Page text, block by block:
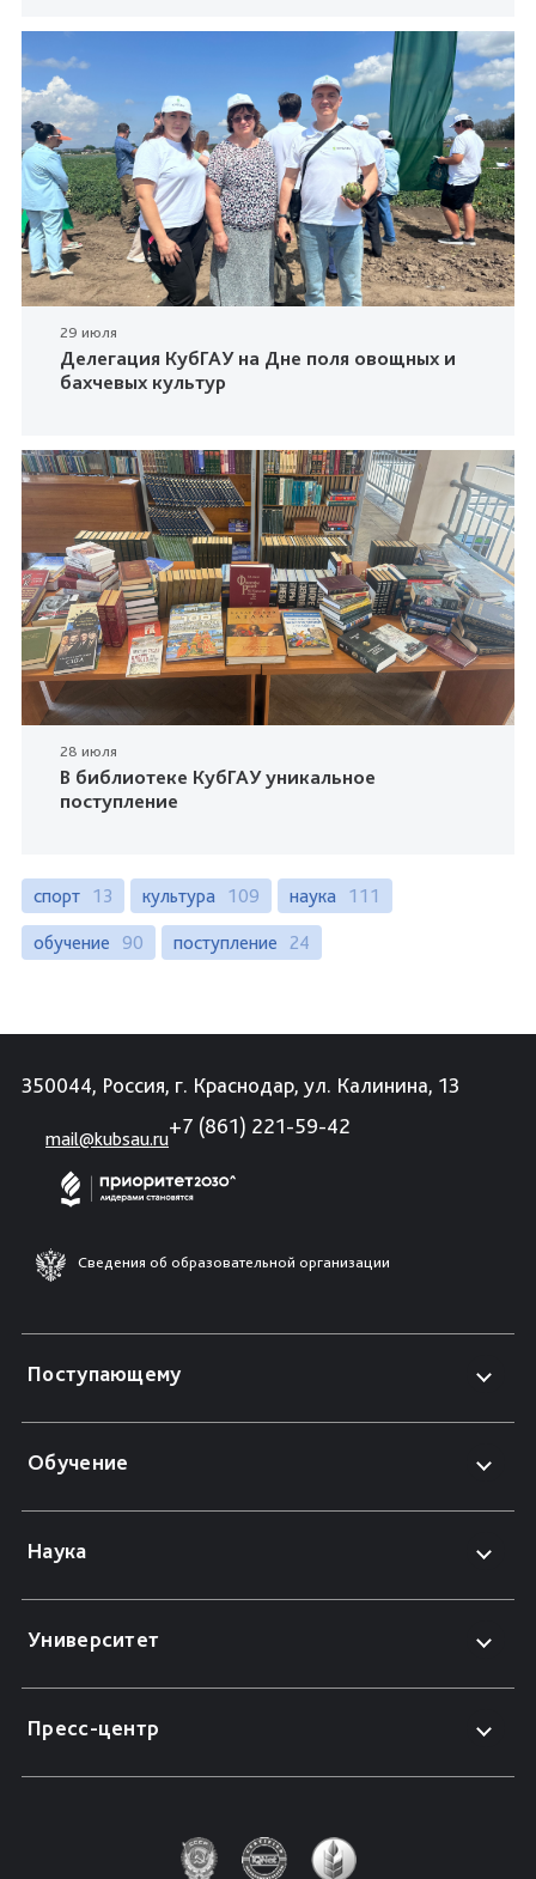
29 июля
Делегация КубГАУ на Дне поля овощных и
бахчевых культур
28 июля
В библиотеке КубГАУ уникальное
поступление
спорт 13 культура 109 наука 111
обучение 90 поступление 24
350044, Россия, г. Краснодар, ул. Калинина, 13
mail@kubsau.ru
+7 (861) 221-59-42
Сведения об образовательной организации
Поступающему
Обучение
Наука
Университет
Пресс-центр